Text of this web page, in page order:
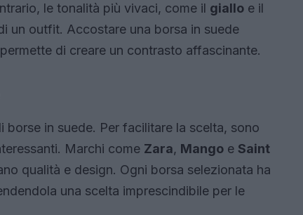
le tonalità più vivaci, come il giallo e il
un outfit. Accostare una borsa in suede
di creare un contrasto affascinante.
in suede. Per facilitare la scelta, sono
Marchi come Zara, Mango e Saint
qualità e design. Ogni borsa selezionata ha
una scelta imprescindibile per le